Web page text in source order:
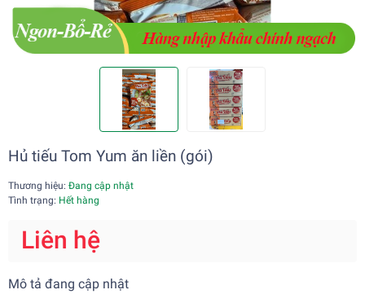
Hủ tiếu Tom Yum ăn liền (gói)
Thương hiệu: Đang cập nhật
Tình trạng: Hết hàng
Liên hệ
Mô tả đang cập nhật